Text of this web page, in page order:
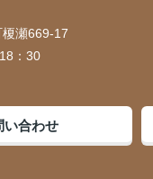
瀬669-17
：30
い合わせ